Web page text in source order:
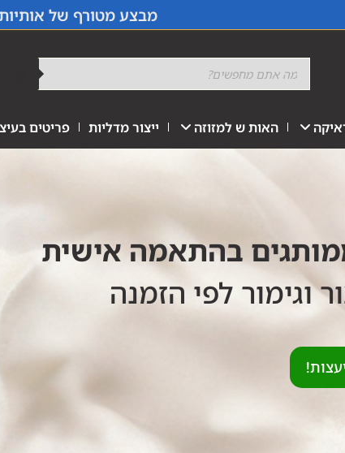
מבצע מטורף של
האות ש למזוזה ייצור מדליות פריטים
בהתאמה אישית
וגימור לפי הזמנה